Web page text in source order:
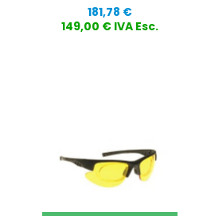
Prezzo
181,78 €
149,00 € IVA Esc.